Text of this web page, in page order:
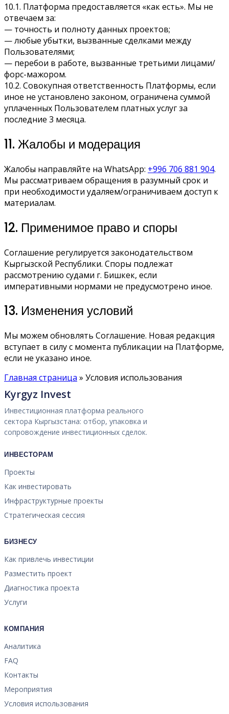
10.1. Платформа предоставляется «как есть». Мы не
отвечаем за:
— точность и полноту данных проектов;
— любые убытки, вызванные сделками между
Пользователями;
— перебои в работе, вызванные третьими лицами/
форс-мажором.
10.2. Совокупная ответственность Платформы, если
иное не установлено законом, ограничена суммой
уплаченных Пользователем платных услуг за
последние 3 месяца.
11. Жалобы и модерация
Жалобы направляйте на WhatsApp: +996 706 881 904.
Мы рассматриваем обращения в разумный срок и
при необходимости удаляем/ограничиваем доступ к
материалам.
12. Применимое право и споры
Соглашение регулируется законодательством
Кыргызской Республики. Споры подлежат
рассмотрению судами г. Бишкек, если
императивными нормами не предусмотрено иное.
13. Изменения условий
Мы можем обновлять Соглашение. Новая редакция
вступает в силу с момента публикации на Платформе,
если не указано иное.
Главная страница » Условия использования
Kyrgyz Invest
Инвестиционная платформа реального
сектора Кыргызстана: отбор, упаковка и
сопровождение инвестиционных сделок.
ИНВЕСТОРАМ
Проекты
Как инвестировать
Инфраструктурные проекты
Стратегическая сессия
БИЗНЕСУ
Как привлечь инвестиции
Разместить проект
Диагностика проекта
Услуги
КОМПАНИЯ
Аналитика
FAQ
Контакты
Мероприятия
Условия использования